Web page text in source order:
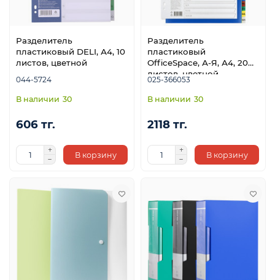
Разделитель
пластиковый DELI, А4, 10
листов, цветной
044-5724
30
606 тг.
В корзину
Разделитель
пластиковый
OfficeSpace, А-Я, А4, 20
листов, цветной
025-366053
30
2118 тг.
В корзину